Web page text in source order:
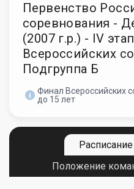
Первенство
соревнования -
(2007 г.р.) - IV
Всероссийских
Подгруппа Б
Финал Всероссийских
до 15 лет
Положение